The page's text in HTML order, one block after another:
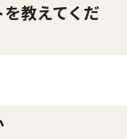
教えてくだ